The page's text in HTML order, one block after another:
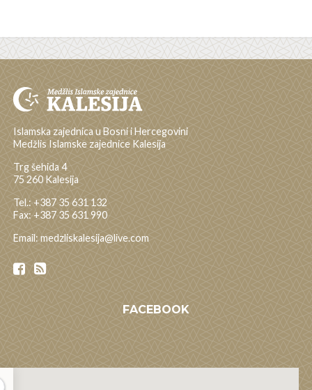
Islamska zajednica u Bosni i Hercegovini
Medžlis Islamske zajednice Kalesija
Trg šehida 4
75 260 Kalesija
Tel.: +387 35 631 132
Fax: +387 35 631 990
Email: medzliskalesija@live.com
FACEBOOK